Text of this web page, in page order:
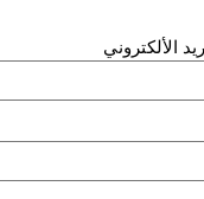
الألكتروني